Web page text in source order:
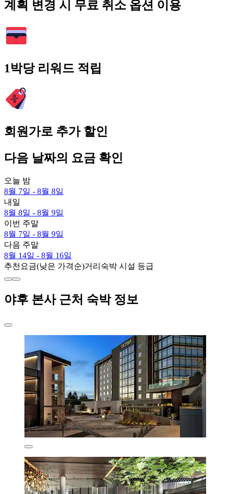
계획 변경 시 무료 취소 옵션 이용
1박당 리워드 적립
회원가로 추가 할인
다음 날짜의 요금 확인
오늘 밤
8월 7일 - 8월 8일
내일
8월 8일 - 8월 9일
이번 주말
8월 7일 - 8월 9일
다음 주말
8월 14일 - 8월 16일
추천요금(낮은 가격순)거리 숙박 시설 등급
야후 본사 근처 숙박 정보